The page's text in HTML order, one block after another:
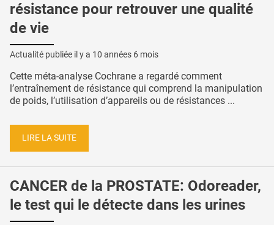
résistance pour retrouver une qualité
de vie
Actualité publiée il y a 10 années 6 mois
Cette méta-analyse Cochrane a regardé comment
l’entraînement de résistance qui comprend la manipulation
de poids, l’utilisation d’appareils ou de résistances ...
LIRE LA SUITE
CANCER de la PROSTATE: Odoreader,
le test qui le détecte dans les urines